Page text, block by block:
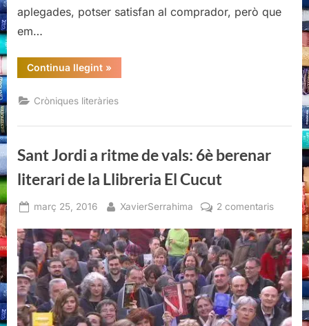
aplegades, potser satisfan al comprador, però que
em…
Continua llegint“Sant
Jordi
ritme
de
6è
de
la
Llibreria
El
»
Cròniques literàries
Sant Jordi a ritme de vals: 6è berenar
literari de la Llibreria El Cucut
Posted
març 25, 2016 By
XavierSerrahima 2 comentarisa
Jordi
a
ritme
de
vals:
6è